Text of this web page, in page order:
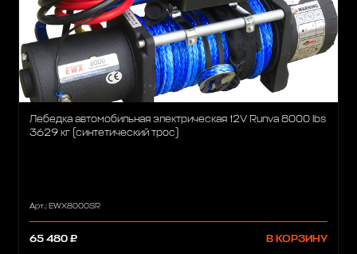
Лебедка автомобильная электрическая 12V Runva 8000 lbs
3629 кг (синтетический трос)
Арт.: EWX8000SR
65 480 ₽ В КОРЗИНУ